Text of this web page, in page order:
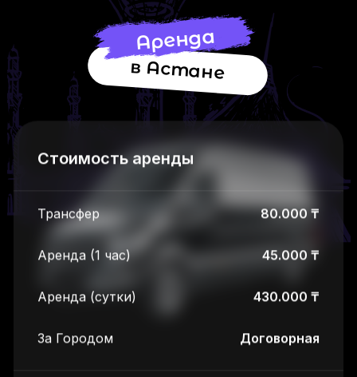
Аренда
в Астане
Стоимость аренды
Трансфер 80.000 ₸
Аренда (1 час) 45.000 ₸
Аренда (сутки) 430.000 ₸
За Городом Договорная